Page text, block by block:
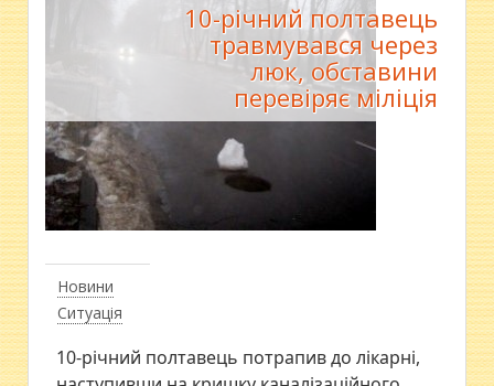
Новини
Ситуація
10-річний полтавець
травмувався через
люк, обставини
перевіряє міліція
10-річний полтавець потрапив до лікарні,